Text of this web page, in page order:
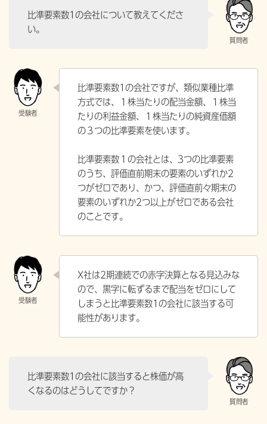
比準要素数1の会社について教えてくださ
い。
比準要素数1の会社ですが、類似業種比準
方式では、１株当たりの配当金額、１株当
たりの利益金額、１株当たりの純資産価額
の３つの比準要素を使います。
比準要素数１の会社とは、3つの比準要素
のうち、評価直前期末の要素のいずれか2
つがゼロであり、かつ、評価直前々期末の
要素のいずれか2つ以上がゼロである会社
のことです。
X社は2期連続での赤字決算となる見込みな
ので、黒字に転ずるまで配当をゼロにして
しまうと比準要素数1の会社に該当する可
能性があります。
比準要素数1の会社に該当すると株価が高
くなるのはどうしてですか？